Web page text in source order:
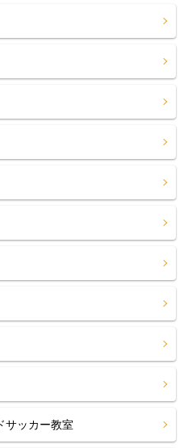
ッカー教室